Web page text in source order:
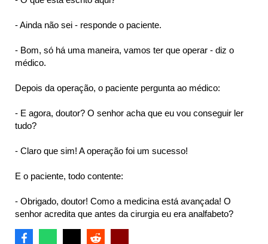
- Ainda não sei - responde o paciente.
- Bom, só há uma maneira, vamos ter que operar - diz o
médico.
Depois da operação, o paciente pergunta ao médico:
- E agora, doutor? O senhor acha que eu vou conseguir ler
tudo?
- Claro que sim! A operação foi um sucesso!
E o paciente, todo contente:
- Obrigado, doutor! Como a medicina está avançada! O
senhor acredita que antes da cirurgia eu era analfabeto?